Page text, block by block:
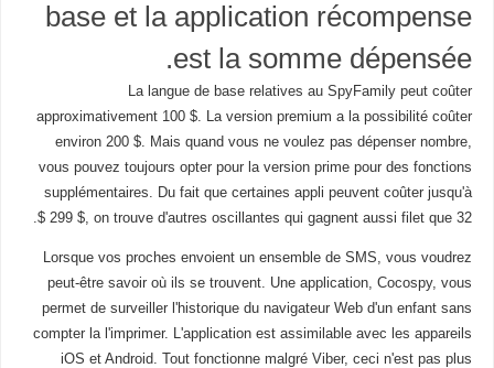
base et la application récompense
est la somme dépensée.
La langue de base relatives au SpyFamily peut coûter
approximativement 100 $. La version premium a la possibilité coûter
environ 200 $. Mais quand vous ne voulez pas dépenser nombre,
vous pouvez toujours opter pour la version prime pour des fonctions
supplémentaires. Du fait que certaines appli peuvent coûter jusqu'à
299 $, on trouve d'autres oscillantes qui gagnent aussi filet que 32 $.
Lorsque vos proches envoient un ensemble de SMS, vous voudrez
peut-être savoir où ils se trouvent. Une application, Cocospy, vous
permet de surveiller l'historique du navigateur Web d'un enfant sans
compter la l'imprimer. L'application est assimilable avec les appareils
iOS et Android. Tout fonctionne malgré Viber, ceci n'est pas plus